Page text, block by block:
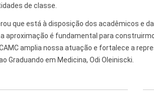
de classe.
que está à disposição dos acadêmicos e
aproximação é fundamental para
amplia nossa atuação e fortalece a
Graduando em Medicina, Odi Oleiniscki.